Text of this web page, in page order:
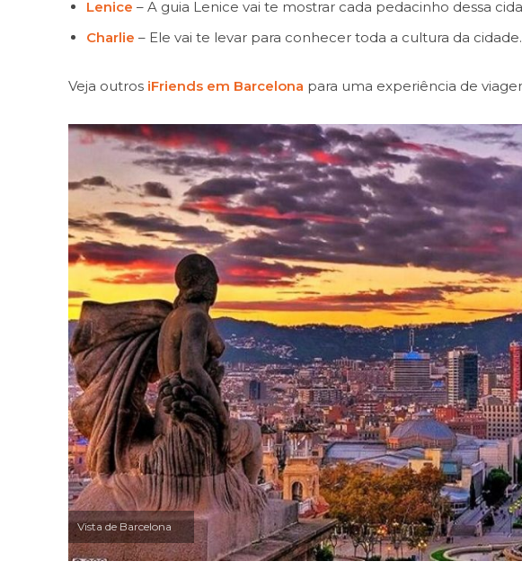
Lenice – A guia Lenice vai te mostrar cada pedacinho dessa
Charlie – Ele vai te levar para conhecer toda a cultura da cidade.
Veja outrosiFriends em Barcelona para uma experiência de
Vista de Barcelona